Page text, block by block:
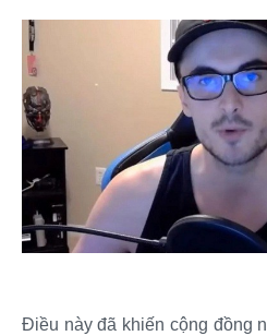
Điều này đã khiến cộng đồng